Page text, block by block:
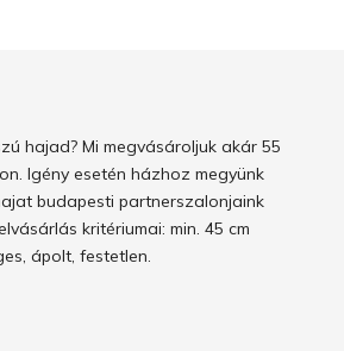
hajad? Mi megvásároljuk akár 55
Igény esetén házhoz megyünk
budapesti partnerszalonjaink
kritériumai: min. 45 cm
ápolt, festetlen.